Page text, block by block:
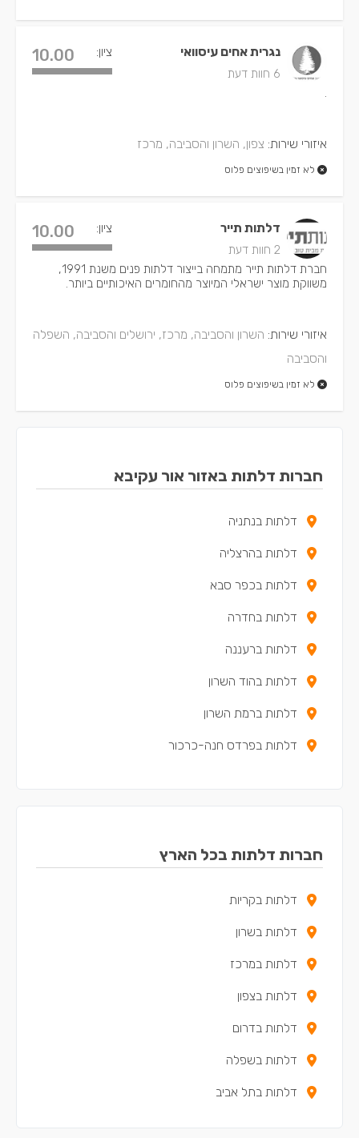
נגרית אחים עיסוואי
6 חוות דעת
ציון: 10.00
.
איזורי שירות: צפון, השרון והסביבה, מרכז
לא זמין בשיפוצים פלוס
דלתות תייר
2 חוות דעת
ציון: 10.00
חברת דלתות תייר מתמחה בייצור דלתות פנים משנת 1991,
משווקת מוצר ישראלי המיוצר מהחומרים האיכותיים ביותר.
איזורי שירות: השרון והסביבה, מרכז, ירושלים והסביבה, השפלה
והסביבה
לא זמין בשיפוצים פלוס
חברות דלתות באזור אור עקיבא
דלתות בנתניה
דלתות בהרצליה
דלתות בכפר סבא
דלתות בחדרה
דלתות ברעננה
דלתות בהוד השרון
דלתות ברמת השרון
דלתות בפרדס חנה-כרכור
דלתות בזכרון יעקב
דלתות באריאל
דלתות בקדימה-צורן
דלתות בבנימינה-גבעת עדה
דלתות בתל מונד
דלתות בכוכב יאיר - צור יגאל
דלתות באלפי מנשה
דלתות בטירה
דלתות במעלה עירון
חברות דלתות בכל הארץ
דלתות בקריות
דלתות בשרון
דלתות במרכז
דלתות בצפון
דלתות בדרום
דלתות בשפלה
דלתות בתל אביב